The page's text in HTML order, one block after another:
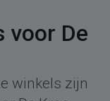
voor De
winkels zijn